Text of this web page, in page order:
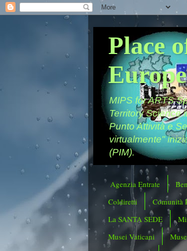
Place
MIPS for ARTS
Territory Science
Punto Attività e
virtualmente"
(PIM).
Agenzia Entrate
Coldiretti
Comunità
La SANTA SEDE
Musei Vaticani